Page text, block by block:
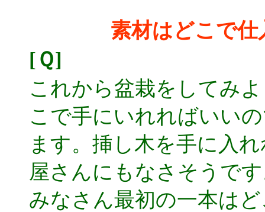
素材はどこで
[Ｑ]
これから盆栽をしてみ
こで手にいれればいい
ます。挿し木を手に入
屋さんにもなさそうで
みなさん最初の一本は